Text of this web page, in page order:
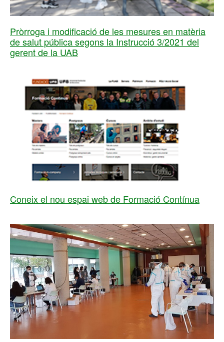
Pròrroga i modificació de les mesures en matèria
de salut pública segons la Instrucció 3/2021 del
gerent de la UAB
Coneix el nou espai web de Formació Contínua